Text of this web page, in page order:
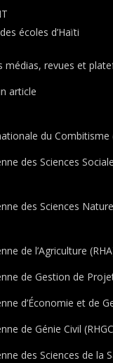
écoles d’Haïti
médias, revues et
article
du Combitisme
des Sciences
des Sciences
de l’Agriculture
de Gestion de
d’Économie et de
de Génie Civil
des Sciences de la